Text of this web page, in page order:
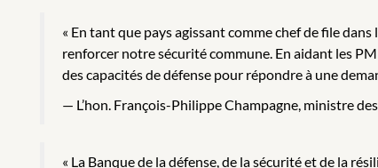
« En tant que pays agissant comme chef de file
renforcer notre sécurité commune. En aidant les
des capacités de défense pour répondre à une
L’hon. François-Philippe Champagne, ministre
« La Banque de la défense, de la sécurité et de la